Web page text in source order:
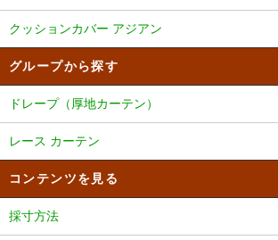
クッションカバー アジアン
グループから探す
ドレープ（厚地カーテン）
レース カーテン
コンテンツを見る
採寸方法